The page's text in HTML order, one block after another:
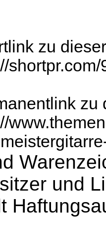
zu
zu
und